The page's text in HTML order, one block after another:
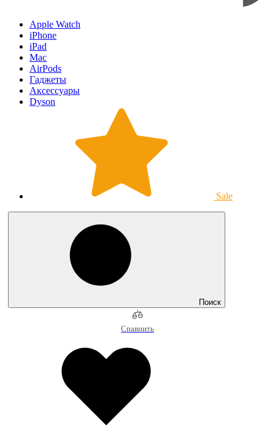
Apple Watch
iPhone
iPad
Mac
AirPods
Гаджеты
Аксессуары
Dyson
Sale
Поиск
Сравнить